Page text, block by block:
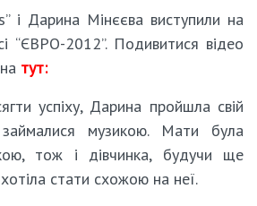
і Дарина Мінєєва виступили на
“ЄВРО-2012”. Подивитися відео
тут:
успіху, Дарина пройшла свій
музикою. Мати була
тож і дівчинка, будучи ще
стати схожою на неї.